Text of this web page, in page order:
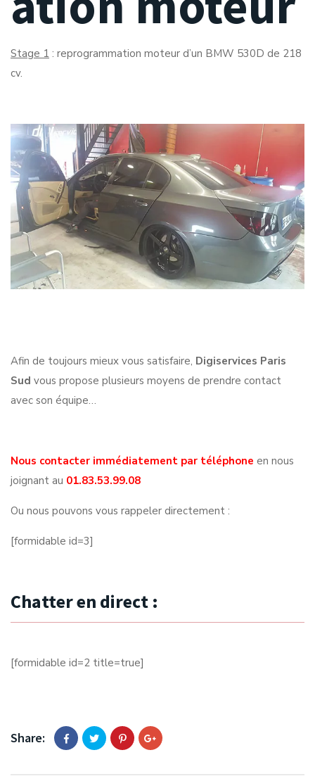
Stage 1 : reprogrammation moteur d’un BMW 530D de 218
cv.
Afin de toujours mieux vous satisfaire, Digiservices Paris
Sud vous propose plusieurs moyens de prendre contact
avec son équipe…
Nous contacter immédiatement par téléphone en nous
joignant au 01.83.53.99.08
Ou nous pouvons vous rappeler directement :
[formidable id=3]
Chatter en direct :
[formidable id=2 title=true]
Share: